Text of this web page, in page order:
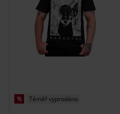
% Téměř vyprodáno